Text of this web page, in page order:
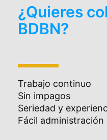
¿Quieres
BDBN?
Trabajo continuo
Sin impagos
Seriedad y
Fácil administración